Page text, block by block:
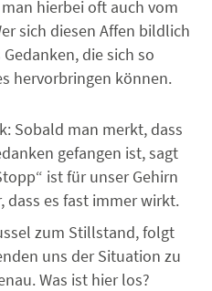
hierbei oft auch vom
sich diesen Affen bildlich
die sich so
hervorbringen können.
Sobald man merkt, dass
gefangen ist, sagt
ist für unser Gehirn
dass es fast immer wirkt.
zum Stillstand, folgt
uns der Situation zu
Was ist hier los?